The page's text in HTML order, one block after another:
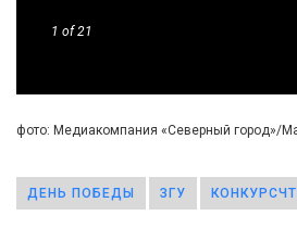
1 of 21
фото: Медиакомпания «Северный город»/
ДЕНЬ ПОБЕДЫ ЗГУ